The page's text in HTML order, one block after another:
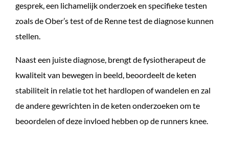
gesprek, een lichamelijk onderzoek en specifieke testen
zoals de Ober’s test of de Renne test de diagnose kunnen
stellen.
Naast een juiste diagnose, brengt de fysiotherapeut de
kwaliteit van bewegen in beeld, beoordeelt de keten
stabiliteit in relatie tot het hardlopen of wandelen en zal
de andere gewrichten in de keten onderzoeken om te
beoordelen of deze invloed hebben op de runners knee.